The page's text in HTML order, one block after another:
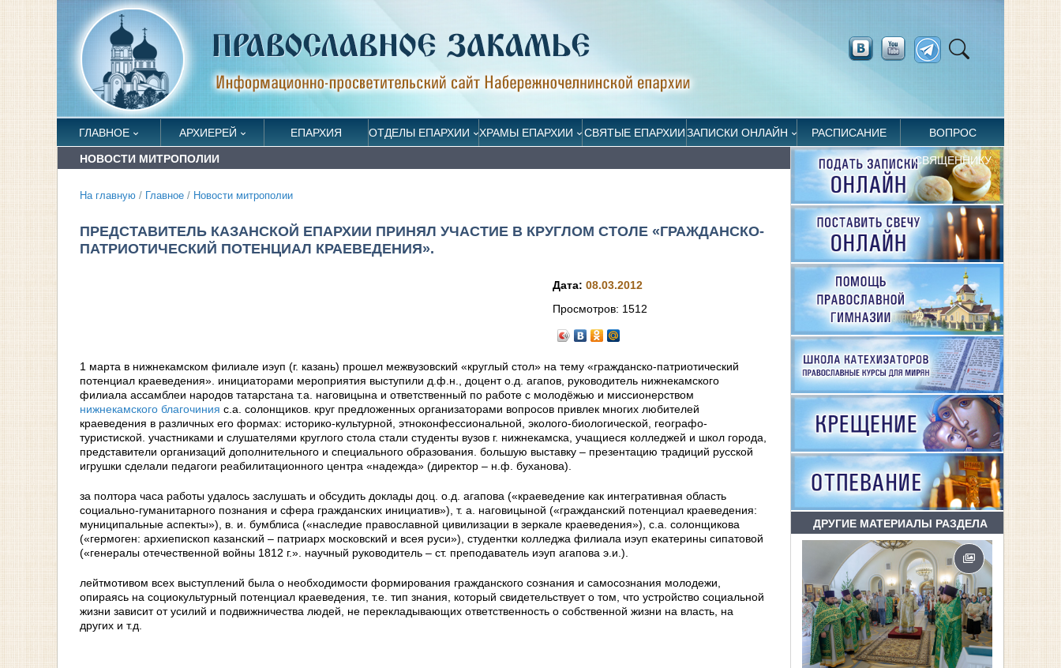
ГЛАВНОЕ АРХИЕРЕЙ ЕПАРХИЯ ОТДЕЛЫ ЕПАРХИИ ХРАМЫ ЕПАРХИИ СВЯТЫЕ ЕПАРХИИЗАПИСКИ ОНЛАЙН РАСПИСАНИЕ ВОПРОС
СВЯЩЕННИКУ
НОВОСТИ МИТРОПОЛИИ
На главную / Главное / Новости митрополии
ПРЕДСТАВИТЕЛЬ КАЗАНСКОЙ ЕПАРХИИ ПРИНЯЛ УЧАСТИЕ В КРУГЛОМ СТОЛЕ «ГРАЖДАНСКО-
ПАТРИОТИЧЕСКИЙ ПОТЕНЦИАЛ КРАЕВЕДЕНИЯ».
Дата:08.03.2012
Просмотров: 1512
1 марта в нижнекамском филиале иэуп (г. казань) прошел межвузовский «круглый стол» на тему «гражданско-патриотический
потенциал краеведения». инициаторами мероприятия выступили д.ф.н., доцент о.д. агапов, руководитель нижнекамского
филиала ассамблеи народов татарстана т.а. наговицына и ответственный по работе с молодёжью и миссионерством
нижнекамского благочиния с.а. солонщиков. круг предложенных организаторами вопросов привлек многих любителей
краеведения в различных его формах: историко-культурной, этноконфессиональной, эколого-биологической, географо-
туристиской. участниками и слушателями круглого стола стали студенты вузов г. нижнекамска, учащиеся колледжей и школ города,
представители организаций дополнительного и специального образования. большую выставку – презентацию традиций русской
игрушки сделали педагоги реабилитационного центра «надежда» (директор – н.ф. буханова).
за полтора часа работы удалось заслушать и обсудить доклады доц. о.д. агапова («краеведение как интегративная область
социально-гуманитарного познания и сфера гражданских инициатив»), т. а. наговицыной («гражданский потенциал краеведения:
муниципальные аспекты»), в. и. бумблиса («наследие православной цивилизации в зеркале краеведения»), с.а. солонщикова
(«гермоген: архиепископ казанский – патриарх московский и всея руси»), студентки колледжа филиала иэуп екатерины сипатовой
(«генералы отечественной войны 1812 г.». научный руководитель – ст. преподаватель иэуп агапова э.и.).
лейтмотивом всех выступлений была о необходимости формирования гражданского сознания и самосознания молодежи,
опираясь на социокультурный потенциал краеведения, т.е. тип знания, который свидетельствует о том, что устройство социальной
жизни зависит от усилий и подвижничества людей, не перекладывающих ответственность о собственной жизни на власть, на
других и т.д.
ДРУГИЕ МАТЕРИАЛЫ РАЗДЕЛА